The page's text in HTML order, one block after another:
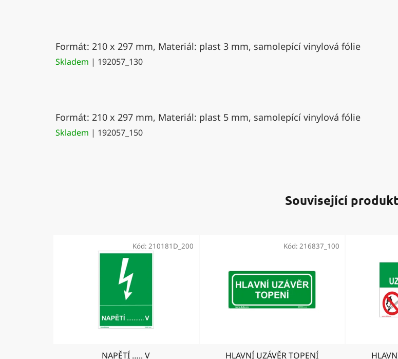
Formát: 210 x 297 mm, Materiál: plast 3 mm, samolepící vinylová fólie
Skladem | 192057_130
Formát: 210 x 297 mm, Materiál: plast 5 mm, samolepící vinylová fólie
Skladem | 192057_150
Související
NAPĚTÍ ….. V
Kód: 210181D_200
HLAVNÍ UZÁVĚR TOPENÍ
Kód: 216837_100